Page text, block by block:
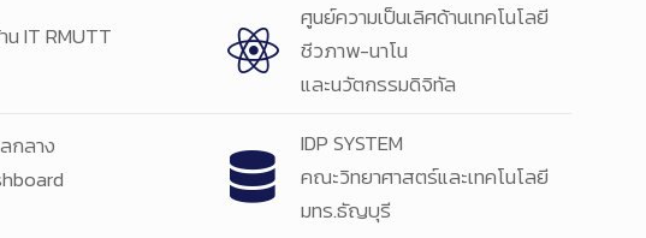
น IT RMUTT
ศูนย์ความเป็นเลิศด้านเทคโนโลยี
ชีวภาพ-นาโน
และนวัตกรรมดิจิทัล
กลาง
IDP SYSTEM
คณะวิทยาศาสตร์และเทคโนโลยี
มทร.ธัญบุรี